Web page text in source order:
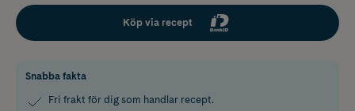
Köp via recept
Snabba fakta
Fri frakt för dig som handlar recept.